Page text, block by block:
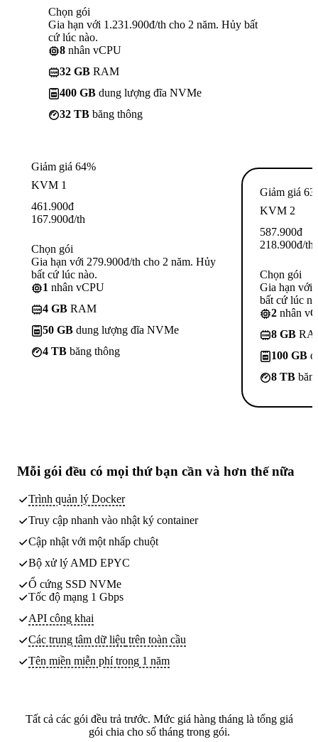
Chọn gói
Gia hạn với 1.231.900đ/th cho 2 năm. Hủy bất
cứ lúc nào.
8 nhân vCPU
32 GB RAM
400 GB dung lượng đĩa NVMe
32 TB băng thông
Giảm giá 64%
KVM 1
461.900đ
167.900đ/th
Chọn gói
Gia hạn với 279.900đ/th cho 2 năm. Hủy
bất cứ lúc nào.
1 nhân vCPU
4 GB RAM
50 GB dung lượng đĩa NVMe
4 TB băng thông
Giảm giá
KVM 2
587.900đ
218.900đ/th
Chọn gói
Gia hạn với
bất cứ lúc
2 nhân
8 GB
100 GB
8 TB
Mỗi gói đều có mọi thứ bạn cần và hơn thế nữa
Trình quản lý Docker
Truy cập nhanh vào nhật ký container
Cập nhật với một nhấp chuột
Bộ xử lý AMD EPYC
Ổ cứng SSD NVMe
Tốc độ mạng 1 Gbps
API công khai
Các trung tâm dữ liệu trên toàn cầu
Tên miền miễn phí trong 1 năm
Tất cả các gói đều trả trước. Mức giá hàng tháng là tổng giá
gói chia cho số tháng trong gói.